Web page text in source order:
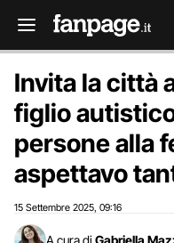
Invita la città
figlio
persone alla
aspettavo
15 Settembre 2025 09:16
A cura di Gabriella